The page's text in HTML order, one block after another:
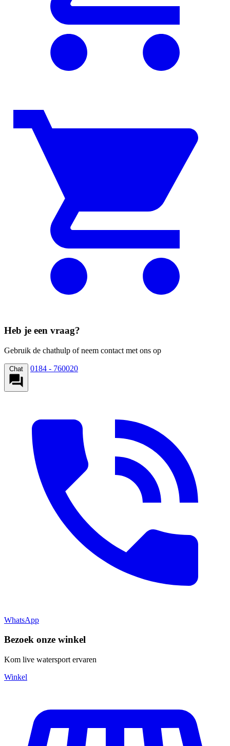
Heb je een vraag?
Gebruik de chathulp of neem contact met ons op
Chat 0184 - 760020
WhatsApp
Bezoek onze winkel
Kom live watersport ervaren
Winkel